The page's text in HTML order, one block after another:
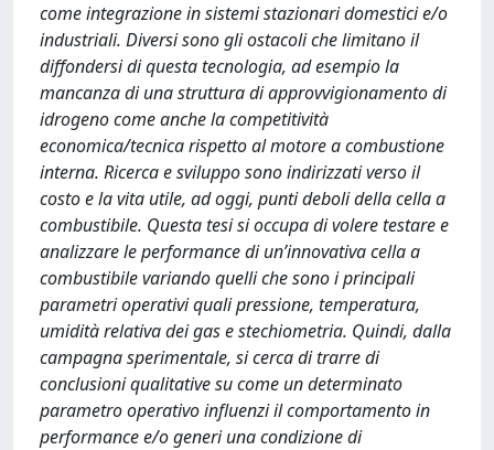
come integrazione in sistemi stazionari domestici e/o
industriali. Diversi sono gli ostacoli che limitano il
diffondersi di questa tecnologia, ad esempio la
mancanza di una struttura di approvvigionamento di
idrogeno come anche la competitività
economica/tecnica rispetto al motore a combustione
interna. Ricerca e sviluppo sono indirizzati verso il
costo e la vita utile, ad oggi, punti deboli della cella a
combustibile. Questa tesi si occupa di volere testare e
analizzare le performance di un’innovativa cella a
combustibile variando quelli che sono i principali
parametri operativi quali pressione, temperatura,
umidità relativa dei gas e stechiometria. Quindi, dalla
campagna sperimentale, si cerca di trarre di
conclusioni qualitative su come un determinato
parametro operativo influenzi il comportamento in
performance e/o generi una condizione di